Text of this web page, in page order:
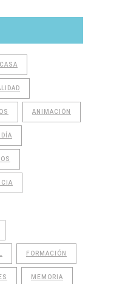
ANIMACIÓN
DÍA
FORMACIÓN
MEMORIA